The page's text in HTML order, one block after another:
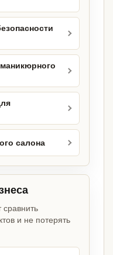
салона
и не потерять